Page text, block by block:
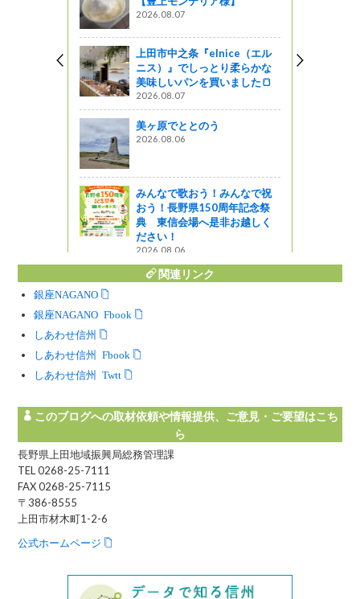
2026.08.07
上田市中之条『elnice（エル
ニス）』でしっとり柔らかな
美味しいパンを買いました🍞
2026.08.07
美ヶ原でととのう
2026.08.06
みんなで歌おう！みんなで祝
おう！長野県150周年記念祭
典 東信会場へ是非お越しく
ださい！
2026.08.06
関連リンク
銀座NAGANO
銀座NAGANO Facebook
しあわせ信州
しあわせ信州 Facebook
しあわせ信州 Twitter
このブログへの取材依頼や情報提供、ご意見・ご要望はこち
ら
長野県上田地域振興局総務管理課
TEL 0268-25-7111
FAX 0268-25-7115
〒386-8555
上田市材木町1-2-6
公式ホームページ